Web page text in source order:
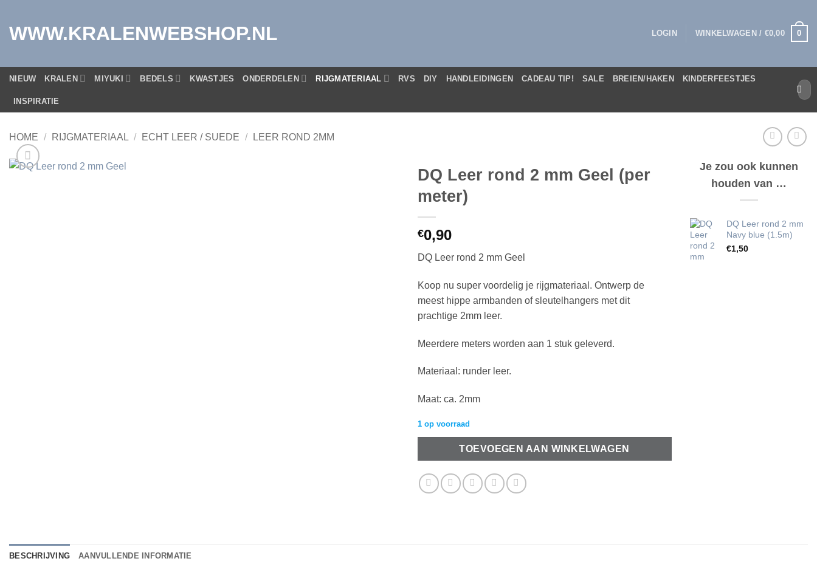
inhoud
WWW.KRALENWEBSHOP.NL LOGIN WINKELWAGEN / €0,00 0
NIEUW KRALEN MIYUKI BEDELS KWASTJES ONDERDELEN RIJGMATERIAAL RVS DIY HANDLEIDINGEN CADEAU TIP! SALE BREIEN/HAKEN KINDERFEESTJES
INSPIRATIE
naar:
HOME / RIJGMATERIAAL / ECHT LEER / SUEDE / LEER ROND 2MM
DQ Leer rond 2 mm Geel (per
meter)
€0,90
DQ Leer rond 2 mm Geel
Koop nu super voordelig je rijgmateriaal. Ontwerp de
meest hippe armbanden of sleutelhangers met dit
prachtige 2mm leer.
Meerdere meters worden aan 1 stuk geleverd.
Materiaal: runder leer.
Maat: ca. 2mm
1 op voorraad
TOEVOEGEN AAN WINKELWAGEN
Je zou ook kunnen
houden van …
DQ Leer rond 2 mm
Navy blue (1.5m)
€1,50
BESCHRIJVING AANVULLENDE INFORMATIE